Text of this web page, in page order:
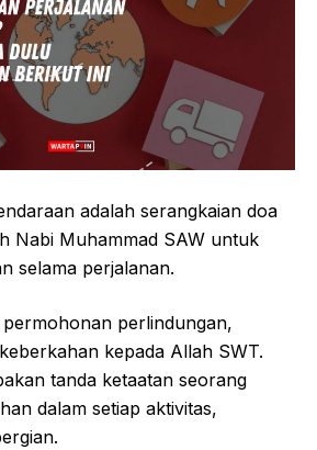
adalah serangkaian doa
Nabi Muhammad SAW untuk
selama perjalanan.
perlindungan,
kepada Allah SWT.
tanda ketaatan seorang
dalam setiap aktivitas,